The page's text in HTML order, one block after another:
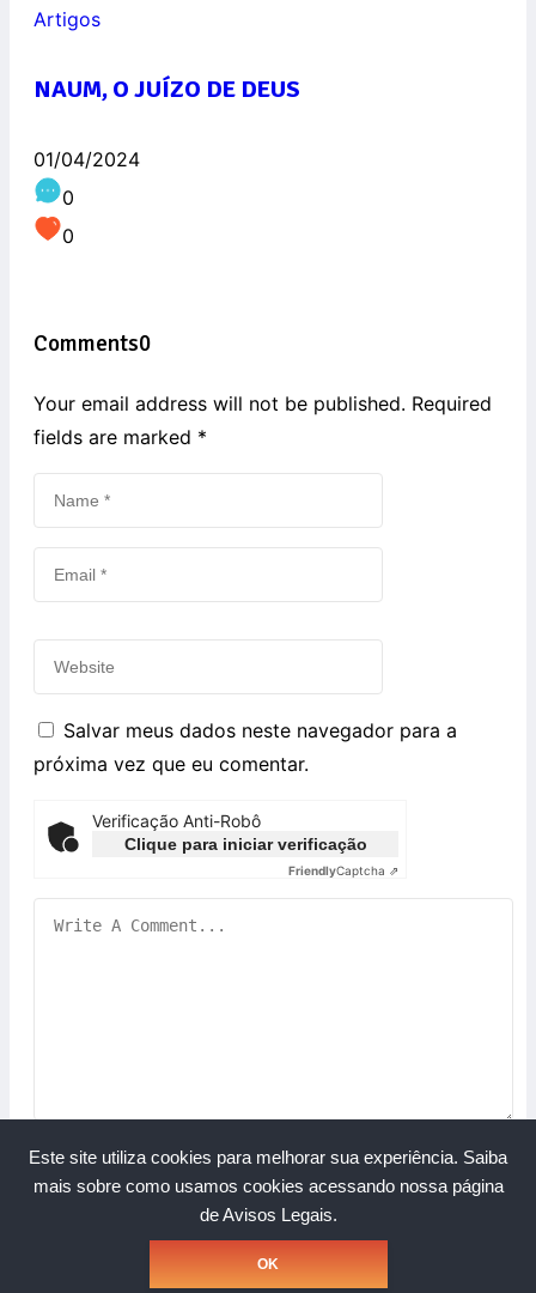
Este site utiliza cookies para melhorar sua experiência. Saiba
mais sobre como usamos cookies acessando nossa página
de Avisos Legais.
OK
Artigos
NAUM, O JUÍZO DE DEUS
01/04/2024
0
0
Comments0
Your email address will not be published. Required
fields are marked *
Salvar meus dados neste navegador para a
próxima vez que eu comentar.
Verificação Anti-Robô
Clique para iniciar verificação
FriendlyCaptcha ⇗